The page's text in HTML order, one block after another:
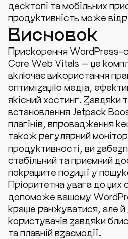
десктопі та мобільних
продуктивність може
Висновок
Прискорення WordPress-
Core Web Vitals — це
включає використання
оптимізацію медіа,
якісний хостинг. Завдяки
встановлення Jetpack
плагінів, впровадження
також регулярний
продуктивності, ви
стабільний та приємний
покращите позиції у
Пріоритетна увага до цих
допоможе вашому
краще ранжуватися, але
користувачів завдяки
та плавній взаємодії.